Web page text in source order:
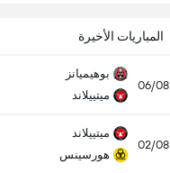
المباريات الأخيرة
06/08
بوهيميانز
ميتييلاند
02/08
ميتييلاند
هورسينس